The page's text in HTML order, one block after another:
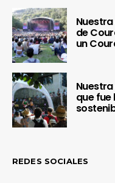
de
un
que fue
REDES SOCIALES